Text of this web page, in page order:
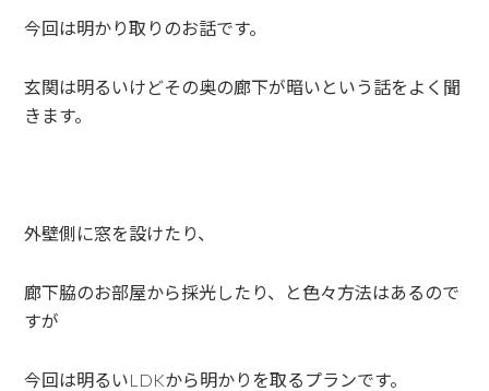
今回は明かり取りのお話です。
玄関は明るいけどその奥の廊下が暗いという話をよく聞
きます。
外壁側に窓を設けたり、
廊下脇のお部屋から採光したり、と色々方法はあるので
すが
今回は明るいLDKから明かりを取るプランです。